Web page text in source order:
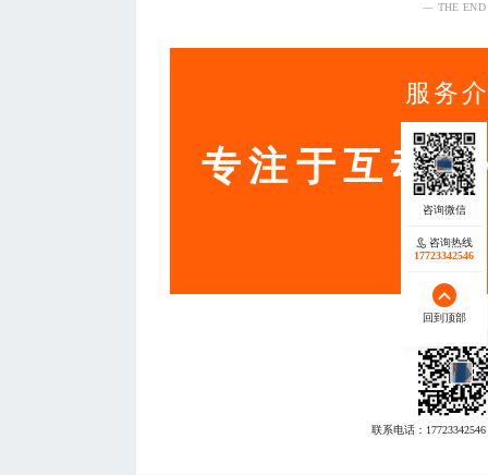
— THE
服务
专注于互动
联系电话： 17723342546
咨询热线
17723342546
回到顶部